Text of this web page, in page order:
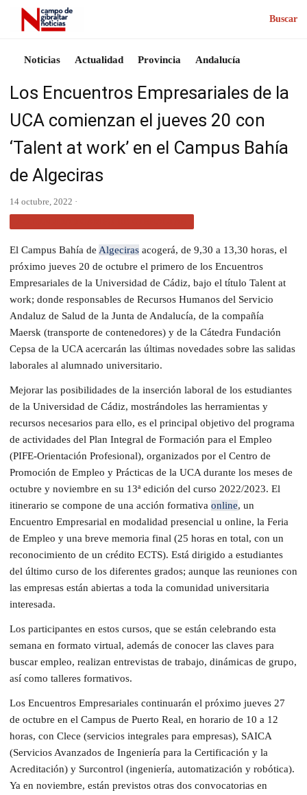
Buscar
Noticias Actualidad Provincia Andalucía
Los Encuentros Empresariales de la
UCA comienzan el jueves 20 con
‘Talent at work’ en el Campus Bahía
de Algeciras
14 octubre, 2022 ·
El Campus Bahía de Algeciras acogerá, de 9,30 a 13,30 horas, el
próximo jueves 20 de octubre el primero de los Encuentros
Empresariales de la Universidad de Cádiz, bajo el título Talent at
work; donde responsables de Recursos Humanos del Servicio
Andaluz de Salud de la Junta de Andalucía, de la compañía
Maersk (transporte de contenedores) y de la Cátedra Fundación
Cepsa de la UCA acercarán las últimas novedades sobre las salidas
laborales al alumnado universitario.
Mejorar las posibilidades de la inserción laboral de los estudiantes
de la Universidad de Cádiz, mostrándoles las herramientas y
recursos necesarios para ello, es el principal objetivo del programa
de actividades del Plan Integral de Formación para el Empleo
(PIFE-Orientación Profesional), organizados por el Centro de
Promoción de Empleo y Prácticas de la UCA durante los meses de
octubre y noviembre en su 13ª edición del curso 2022/2023. El
itinerario se compone de una acción formativa online, un
Encuentro Empresarial en modalidad presencial u online, la Feria
de Empleo y una breve memoria final (25 horas en total, con un
reconocimiento de un crédito ECTS). Está dirigido a estudiantes
del último curso de los diferentes grados; aunque las reuniones con
las empresas están abiertas a toda la comunidad universitaria
interesada.
Los participantes en estos cursos, que se están celebrando esta
semana en formato virtual, además de conocer las claves para
buscar empleo, realizan entrevistas de trabajo, dinámicas de grupo,
así como talleres formativos.
Los Encuentros Empresariales continuarán el próximo jueves 27
de octubre en el Campus de Puerto Real, en horario de 10 a 12
horas, con Clece (servicios integrales para empresas), SAICA
(Servicios Avanzados de Ingeniería para la Certificación y la
Acreditación) y Surcontrol (ingeniería, automatización y robótica).
Ya en noviembre, están previstos otras dos convocatorias en